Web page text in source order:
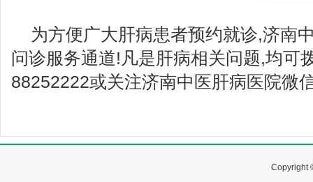
为方便广大肝病患者预约就诊,济南
问诊服务通道!凡是肝病相关问题,均可
88252222或关注济南中医肝病医院微
Copyright